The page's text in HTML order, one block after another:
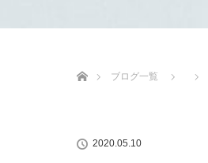
ブログ一覧
2020.05.10